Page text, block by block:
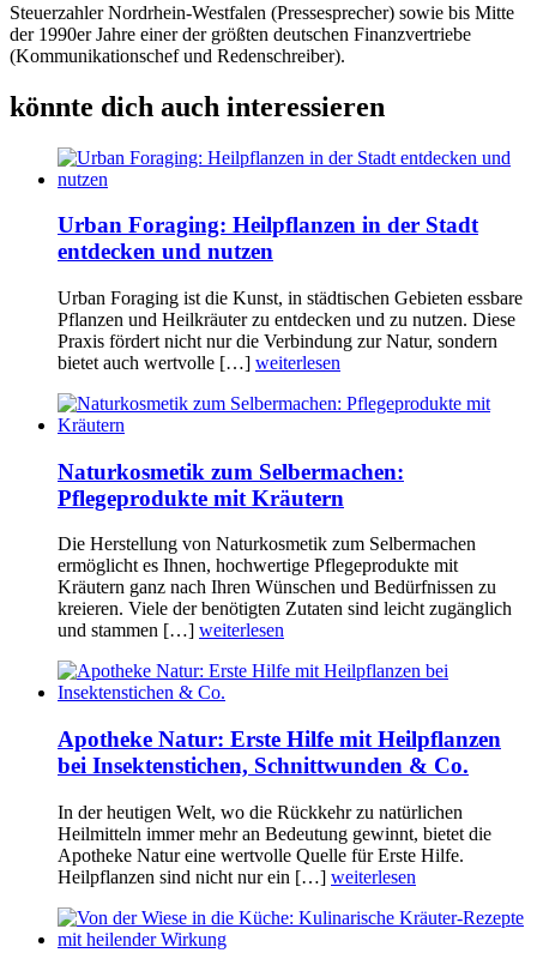
Steuerzahler Nordrhein-Westfalen (Pressesprecher) sowie bis Mitte
der 1990er Jahre einer der größten deutschen Finanzvertriebe
(Kommunikationschef und Redenschreiber).
könnte dich auch interessieren
Urban Foraging: Heilpflanzen in der Stadt
entdecken und nutzen
Urban Foraging ist die Kunst, in städtischen Gebieten essbare
Pflanzen und Heilkräuter zu entdecken und zu nutzen. Diese
Praxis fördert nicht nur die Verbindung zur Natur, sondern
bietet auch wertvolle […] weiterlesen
Naturkosmetik zum Selbermachen:
Pflegeprodukte mit Kräutern
Die Herstellung von Naturkosmetik zum Selbermachen
ermöglicht es Ihnen, hochwertige Pflegeprodukte mit
Kräutern ganz nach Ihren Wünschen und Bedürfnissen zu
kreieren. Viele der benötigten Zutaten sind leicht zugänglich
und stammen […] weiterlesen
Apotheke Natur: Erste Hilfe mit Heilpflanzen
bei Insektenstichen, Schnittwunden & Co.
In der heutigen Welt, wo die Rückkehr zu natürlichen
Heilmitteln immer mehr an Bedeutung gewinnt, bietet die
Apotheke Natur eine wertvolle Quelle für Erste Hilfe.
Heilpflanzen sind nicht nur ein […] weiterlesen